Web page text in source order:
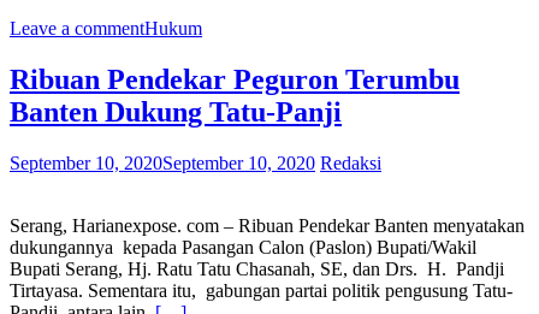
Leave a commentHukum
Ribuan Pendekar Peguron Terumbu
Banten Dukung Tatu-Panji
September 10, 2020September 10, 2020 Redaksi
Serang, Harianexpose. com – Ribuan Pendekar Banten menyatakan
dukungannya kepada Pasangan Calon (Paslon) Bupati/Wakil
Bupati Serang, Hj. Ratu Tatu Chasanah, SE, dan Drs. H. Pandji
Tirtayasa. Sementara itu, gabungan partai politik pengusung Tatu-